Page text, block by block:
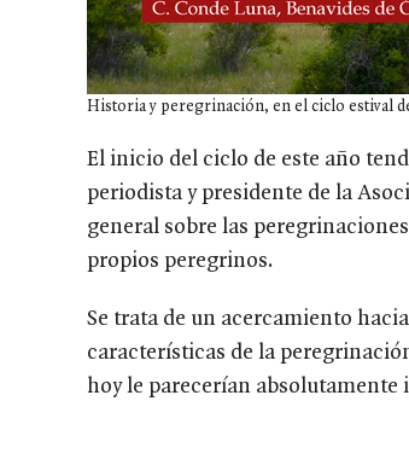
Historia y peregrinación, en el ciclo estival
El inicio del ciclo de este año
periodista y presidente de la
general sobre las
propios peregrinos.
Se trata de un acercamiento
características de la
hoy le parecerían absolutamente